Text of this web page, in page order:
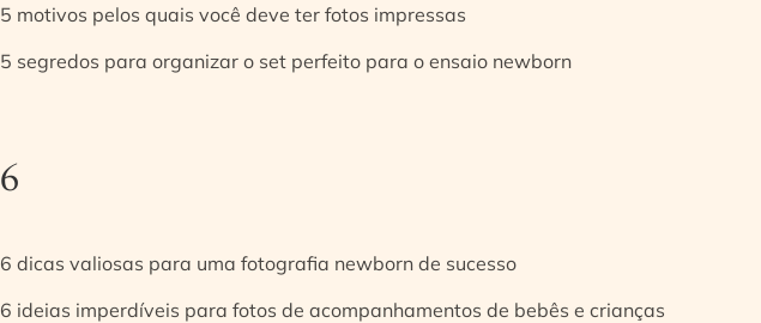
5 motivos pelos quais você deve ter fotos impressas
5 segredos para organizar o set perfeito para o ensaio newborn
6
6 dicas valiosas para uma fotografia newborn de sucesso
6 ideias imperdíveis para fotos de acompanhamentos de bebês e crianças